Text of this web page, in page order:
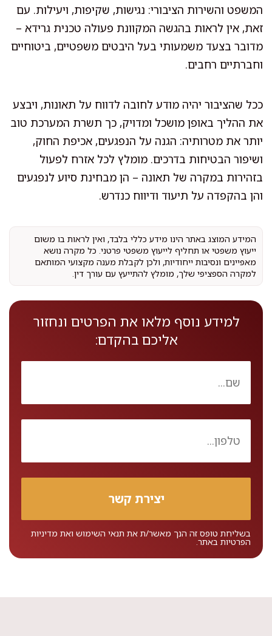
המשפט והשירות הציבורי: נגישות, שקיפות, ויעילות. עם
זאת, אין לראות בהגשה המקוונת פעולה טכנית גרידא –
מדובר בצעד משמעותי בעל היבטים משפטיים, ביטוחיים
וחברתיים רחבים.
ככל שהציבור יהיה מודע לחובה לדווח על תאונות, ויבצע
את ההליך באופן מושכל ומדויק, כך תשרת המערכת טוב
יותר את מטרותיה: הגנה על הנפגעים, אכיפת החוק,
ושיפור הבטיחות בדרכים. מומלץ לכל אזרח לפעול
בזהירות במקרה של תאונה – הן מבחינת סיוע לנפגעים
והן בהקפדה על תיעוד ודיווח כנדרש.
המידע המוצג באתר הינו מידע כללי בלבד, ואין לראות בו משום
ייעוץ משפטי או תחליף לייעוץ משפטי פרטני. כל מקרה נושא
מאפיינים ונסיבות ייחודיות, ולכן לקבלת מענה מקצועי המותאם
למקרה הספציפי שלך, מומלץ להתייעץ עם עורך דין.
למידע נוסף מלאו את הפרטים ונחזור
אליכם בהקדם:
בשליחת טופס זה הנך מאשר/ת את תנאי השימוש ואת מדיניות
הפרטיות באתר.